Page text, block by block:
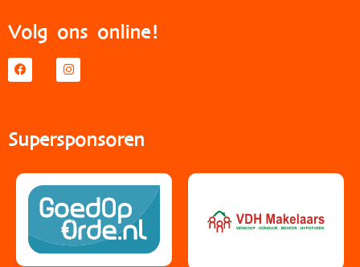
Volg ons online!
Supersponsoren